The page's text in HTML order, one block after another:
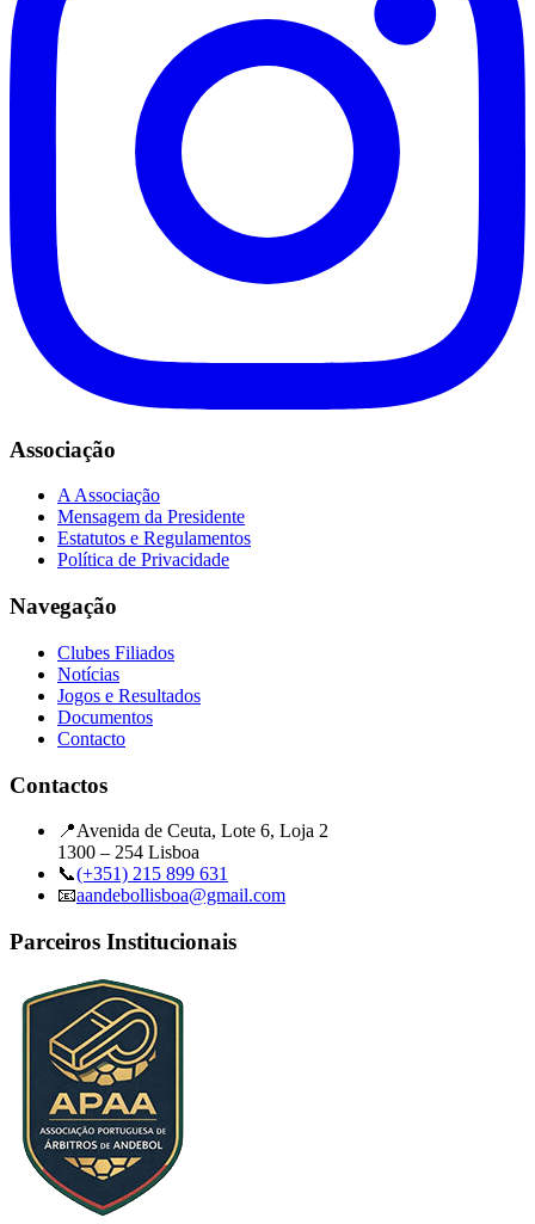
Associação
A Associação
Mensagem da Presidente
Estatutos e Regulamentos
Política de Privacidade
Navegação
Clubes Filiados
Notícias
Jogos e Resultados
Documentos
Contacto
Contactos
📍Avenida de Ceuta, Lote 6, Loja 2
1300 – 254 Lisboa
📞(+351) 215 899 631
📧aandebollisboa@gmail.com
Parceiros Institucionais